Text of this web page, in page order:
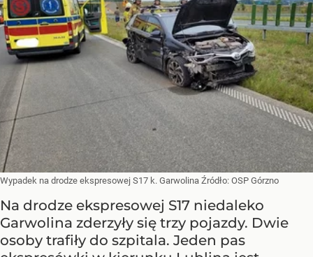
Wypadek na drodze ekspresowej S17 k. Garwolina Źródło: OSP Górzno
Na drodze ekspresowej S17 niedaleko
Garwolina zderzyły się trzy pojazdy. Dwie
osoby trafiły do szpitala. Jeden pas